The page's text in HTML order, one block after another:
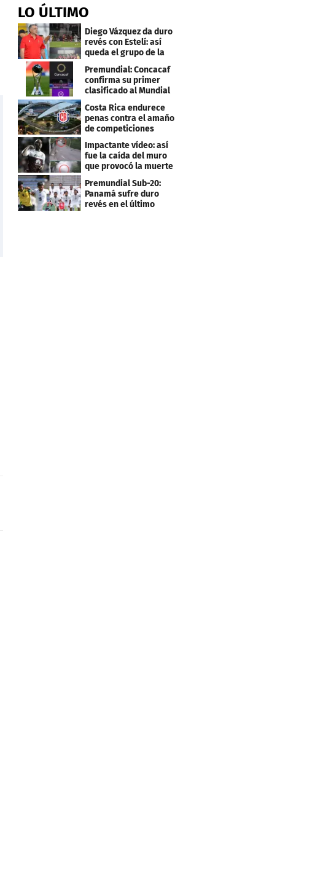
LO ÚLTIMO
Diego Vázquez da duro
revés con Estelí: así
queda el grupo de la
Premundial: Concacaf
confirma su primer
clasificado al Mundial
Costa Rica endurece
penas contra el amaño
de competiciones
Impactante vídeo: así
fue la caída del muro
que provocó la muerte
de Tássio Maia
Premundial Sub-20:
Panamá sufre duro
revés en el último